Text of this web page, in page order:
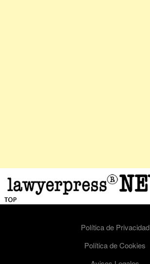
Política de Privacidad
Política de Cookies